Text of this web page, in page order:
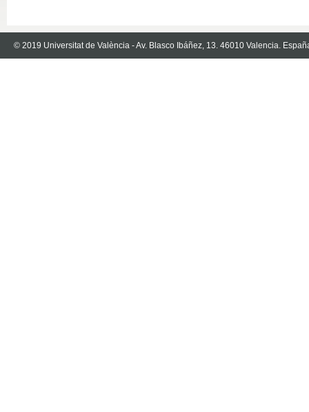
© 2019 Universitat de València - Av. Blasco Ibáñez, 13. 46010 Valencia.